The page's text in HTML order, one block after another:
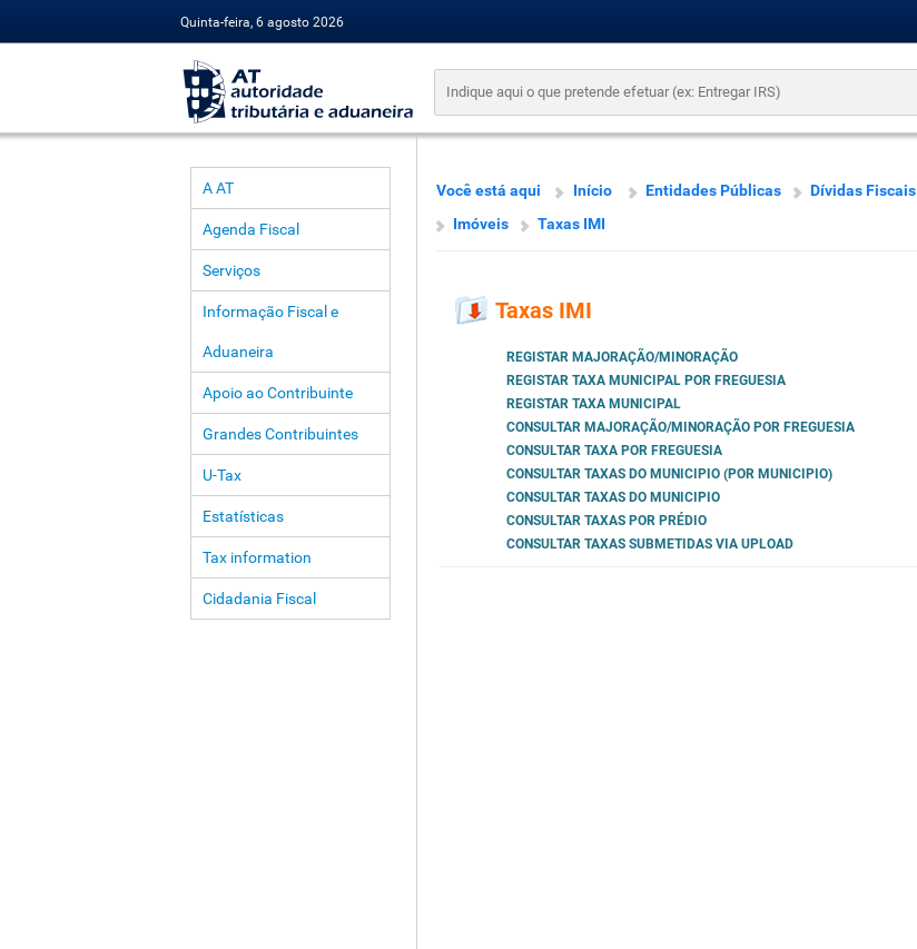
Quinta-feira, 6 agosto 2026
A AT
Agenda Fiscal
Serviços
Informação Fiscal e
Aduaneira
Apoio ao Contribuinte
Grandes Contribuintes
U-Tax
Estatísticas
Tax information
Cidadania Fiscal
Você está aqui Início Entidades Públicas Dívidas Fiscais
Imóveis
Taxas IMI
Taxas IMI
REGISTAR MAJORAÇÃO/MINORAÇÃO
REGISTAR TAXA MUNICIPAL POR FREGUESIA
REGISTAR TAXA MUNICIPAL
CONSULTAR MAJORAÇÃO/MINORAÇÃO POR FREGUESIA
CONSULTAR TAXA POR FREGUESIA
CONSULTAR TAXAS DO MUNICIPIO (POR MUNICIPIO)
CONSULTAR TAXAS DO MUNICIPIO
CONSULTAR TAXAS POR PRÉDIO
CONSULTAR TAXAS SUBMETIDAS VIA UPLOAD